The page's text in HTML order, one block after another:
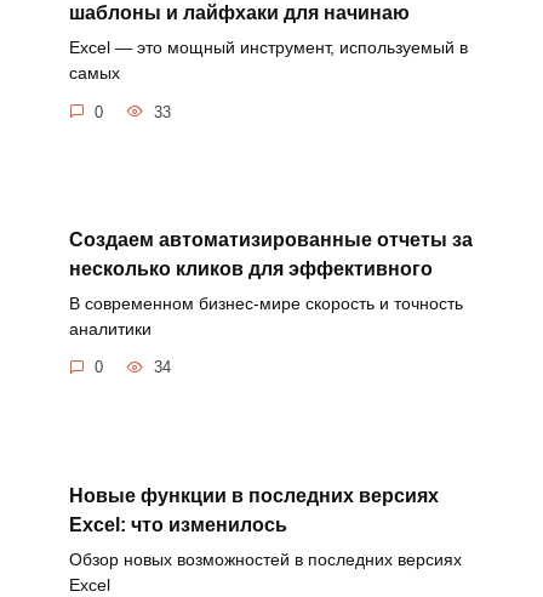
шаблоны и лайфхаки для начинаю
Excel — это мощный инструмент, используемый в
самых
0 33
Создаем автоматизированные отчеты за
несколько кликов для эффективного
В современном бизнес-мире скорость и точность
аналитики
0 34
Новые функции в последних версиях
Excel: что изменилось
Обзор новых возможностей в последних версиях
Excel